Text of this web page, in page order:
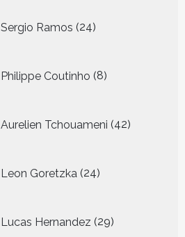
Sergio Ramos 24
producten
Philippe Coutinho 8
producten
Aurelien Tchouameni 42
producten
Leon Goretzka 24
producten
Lucas Hernandez 29
producten